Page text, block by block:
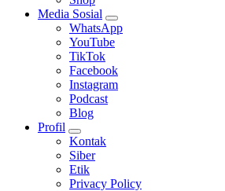
Media Sosial
WhatsApp
YouTube
TikTok
Facebook
Instagram
Podcast
Blog
Profil
Kontak
Siber
Etik
Privacy Policy